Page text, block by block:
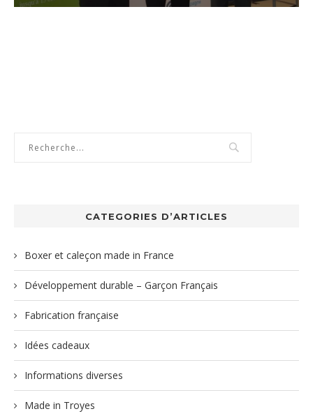
CATEGORIES D’ARTICLES
Boxer et caleçon made in France
Développement durable – Garçon Français
Fabrication française
Idées cadeaux
Informations diverses
Made in Troyes